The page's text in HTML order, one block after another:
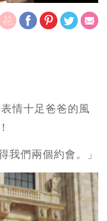
情十足爸爸的風
我們兩個約會。」